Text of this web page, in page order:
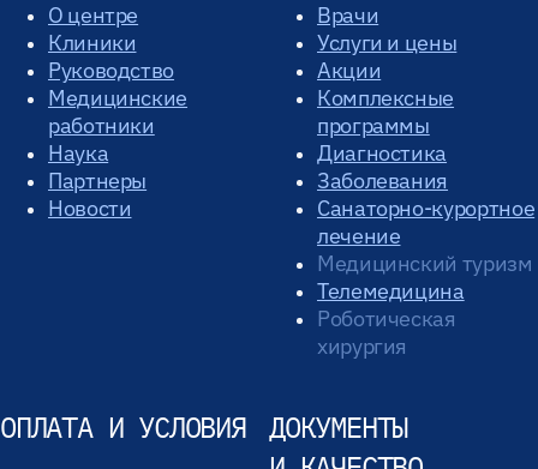
О центре
Клиники
Руководство
Медицинские
работники
Наука
Партнеры
Новости
Врачи
Услуги и цены
Акции
Комплексные
программы
Диагностика
Заболевания
Санаторно-курортное
лечение
Медицинский туризм
Телемедицина
Роботическая
хирургия
ОПЛАТА И УСЛОВИЯ ДОКУМЕНТЫ